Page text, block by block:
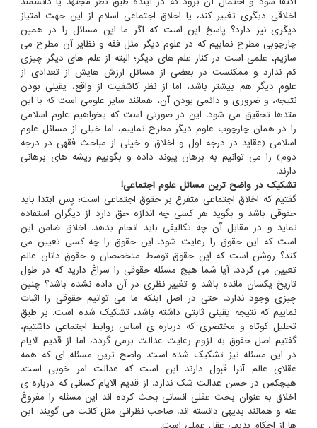
اخلاقی دیگری تغییر کند، یا اخلاق اجتماعی اسلام از این جهت امتیاز
دیگری نیز دارد؟ پاسخ این است که اگر ما این مسائل را در همین
چارچوبی مطرح نماییم که در علوم دیگر مثل فقه و نظایر آن مطرح می
سازیم، علمی است در کنار علم های دیگر؛ البته از علم های دیگر چیزی
کم ندارد و ممکنست در بعضی از مسائل ارزش هایش از تعدادی از
علوم دیگر هم بیشتر باشد، اما از نظر کاشفیت از واقع، یقینی بودن
نتیجه، و ضروری و دائمی بودن آن، همانند سایر علومی است که با این
متدها تحقیق می شود. این در صورتی است که بخواهیم علوم اسلامی
را در همان چارچوب علوم دیگر مطرح نماییم، اما خیلی از مسائل علوم
اسلامی (عقاید در درجه اول و اخلاق و خیلی از مباحث فقهی در درجه
دوم) را می توانیم به برهان پیوند داده و بگوییم ریشه های برهانی
دارند.
تشکیک در واضح ترین مسائل علوم اجتماعی!
گفتیم که اخلاق اجتماعی متفرع بر حقوق اجتماعی است؛ پس ابتدا باید
حقوقی باشد و بگوید هر کسی چه اندازه حق دارد از دیگران استفاده
نماید و در مقابل آن چه تکالیفی باید انجام بدهد. اخلاق ضامن این
است که این حقوق را رعایت شود. این حقوق را چه کسی تعیین می
کند؟ روشن است که این حقوق توسط متخصصان و حقوق دانان عالم
تعیین می گردد. آیا شما هیچ مسئله حقوقی را سراغ دارید که در طول
تاریخ یکسان مانده باشد و تغییر نظری در آن داده نشده باشد؟ چنین
چیزی وجود ندارد. حتی در اصل اینکه ما می توانیم حقوقی را اثبات
نماییم که نتیجه یقینی ثابتی داشته باشد، تشکیک شده است. بر طبق
تحلیل کوتاه و مختصری که درباره ی اساس روابط اجتماعی داشتیم،
گفتیم اصل حقوق به لزوم رعایت عدالت برمی گردد، اما از قدیم الایام
در این مسئله نیز تشکیک شده است. واضح ترین مسئله ای که همه
عقلای عالم آنرا قبول دارند این است که عدالت امر خوبی است.
هیچکس در حسن عدالت شک ندارد. از قدیم الایام کسانی که درباره ی
اخلاق به عنوان بحث عقلی انسانی بحث کرده اند این مسئله را مفروغ
عنه و همانند بدیهی دانسته اند. صاحب نظرانی مثل کانت می گویند: این
ها از احکام بدیهی عقل عملی است.